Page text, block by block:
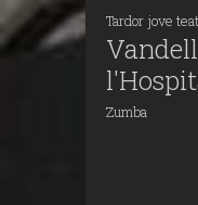
Tardor jove
Zumba